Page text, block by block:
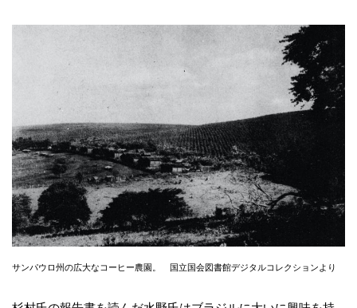
サンパウロ州の広大なコーヒー農園。 国立国会図書館デジタルコレクションより